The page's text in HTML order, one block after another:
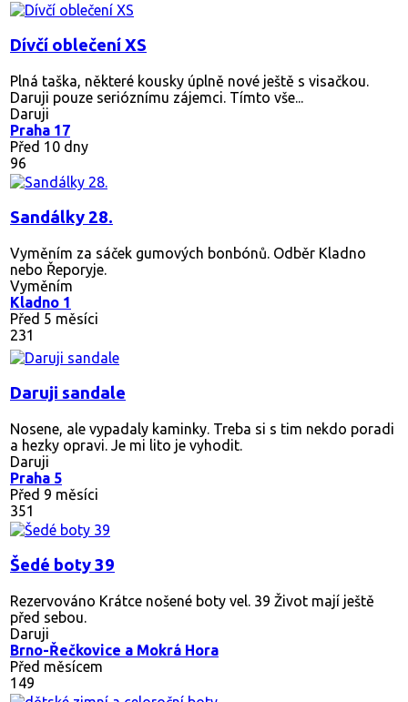
Dívčí oblečení XS
Plná taška, některé kousky úplně nové ještě s visačkou.
Daruji pouze serióznímu zájemci. Tímto vše...
Daruji
Praha 17
Před 10 dny
96
Sandálky 28.
Vyměním za sáček gumových bonbónů. Odběr Kladno
nebo Řeporyje.
Vyměním
Kladno 1
Před 5 měsíci
231
Daruji sandale
Nosene, ale vypadaly kaminky. Treba si s tim nekdo poradi
a hezky opravi. Je mi lito je vyhodit.
Daruji
Praha 5
Před 9 měsíci
351
Šedé boty 39
Rezervováno Krátce nošené boty vel. 39 Život mají ještě
před sebou.
Daruji
Brno-Řečkovice a Mokrá Hora
Před měsícem
149